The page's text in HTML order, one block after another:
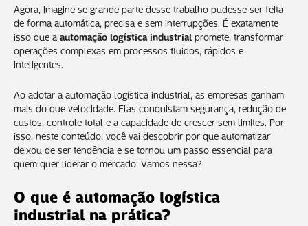
Agora, imagine se grande parte desse trabalho pudesse ser feita
de forma automática, precisa e sem interrupções. É exatamente
isso que aautomação logística industrialpromete, transformar
operações complexas em processos fluidos, rápidos e
inteligentes.
Ao adotar a automação logística industrial, as empresas ganham
mais do que velocidade. Elas conquistam segurança, redução de
custos, controle total e a capacidade de crescer sem limites. Por
isso, neste conteúdo, você vai descobrir por que automatizar
deixou de ser tendência e se tornou um passo essencial para
quem quer liderar o mercado. Vamos nessa?
O que é automação logística
industrial na prática?